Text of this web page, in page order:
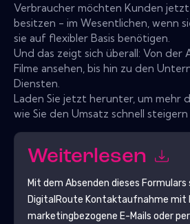
Verbraucher möchten Kunden
besitzen - im Wesentlichen, wenn
sie auf flexibler Basis benötigen.
Und das zeigt sich überall: Von der
Filme ansehen, bis hin zu den
Diensten.
Laden Sie jetzt herunter, um mehr
wie Sie den Umsatz schnell steigern
Weiterlesen
Mit dem Absenden dieses
DigitalRoute Kontaktaufnahme mit
marketingbezogene E-Mails oder